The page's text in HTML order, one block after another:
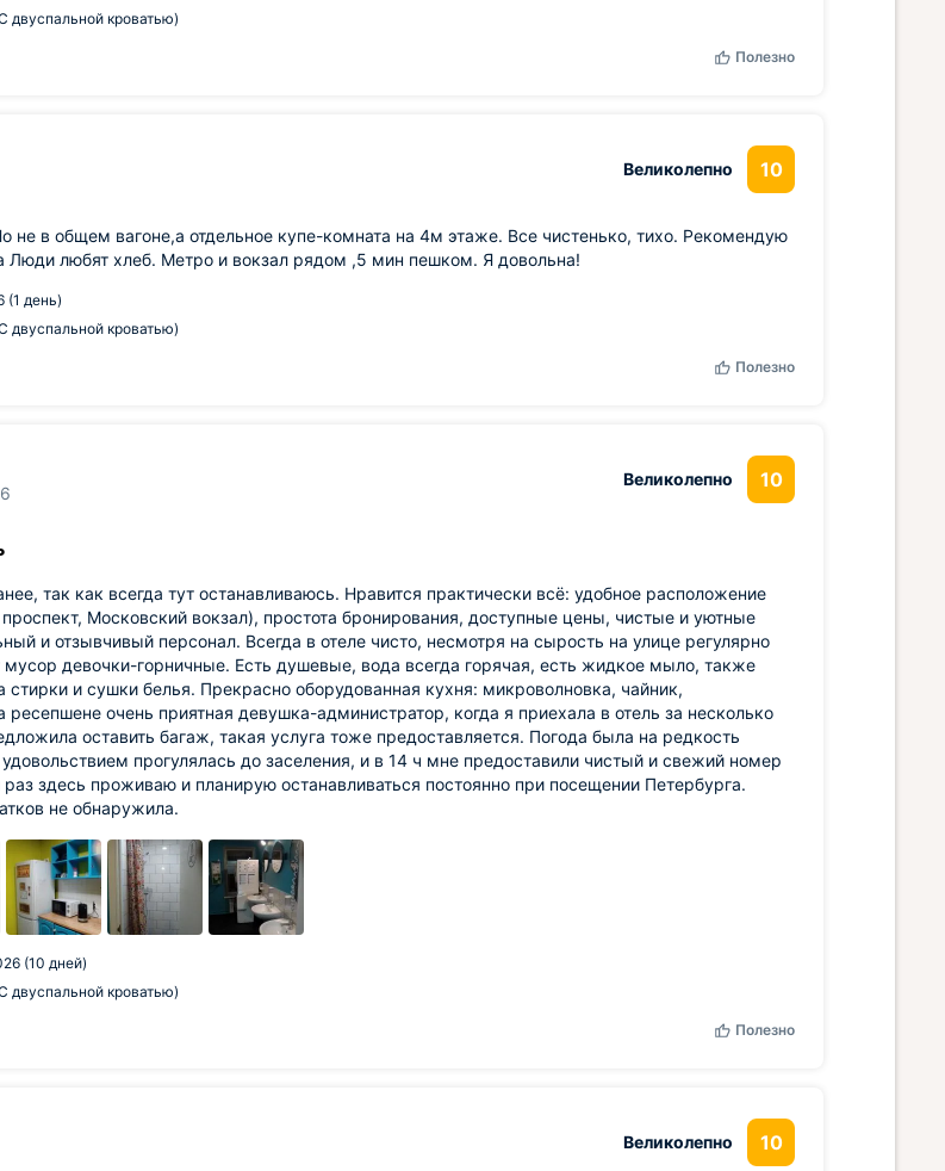
двуспальной кроватью)
Полезно
Великолепно 10
не в общем вагоне,а отдельное купе-комната на 4м этаже. Все чистенько, тихо. Рекомендую
Люди любят хлеб. Метро и вокзал рядом ,5 мин пешком. Я довольна!
(1 день)
двуспальной кроватью)
Полезно
Великолепно 10
так как всегда тут останавливаюсь. Нравится практически всё: удобное расположение
Московский вокзал), простота бронирования, доступные цены, чистые и уютные
и отзывчивый персонал. Всегда в отеле чисто, несмотря на сырость на улице регулярно
мусор девочки-горничные. Есть душевые, вода всегда горячая, есть жидкое мыло, также
стирки и сушки белья. Прекрасно оборудованная кухня: микроволновка, чайник,
очень приятная девушка-администратор, когда я приехала в отель за несколько
оставить багаж, такая услуга тоже предоставляется. Погода была на редкость
прогулялась до заселения, и в 14 ч мне предоставили чистый и свежий номер
здесь проживаю и планирую останавливаться постоянно при посещении Петербурга.
не обнаружила.
(10 дней)
двуспальной кроватью)
Полезно
Великолепно 10